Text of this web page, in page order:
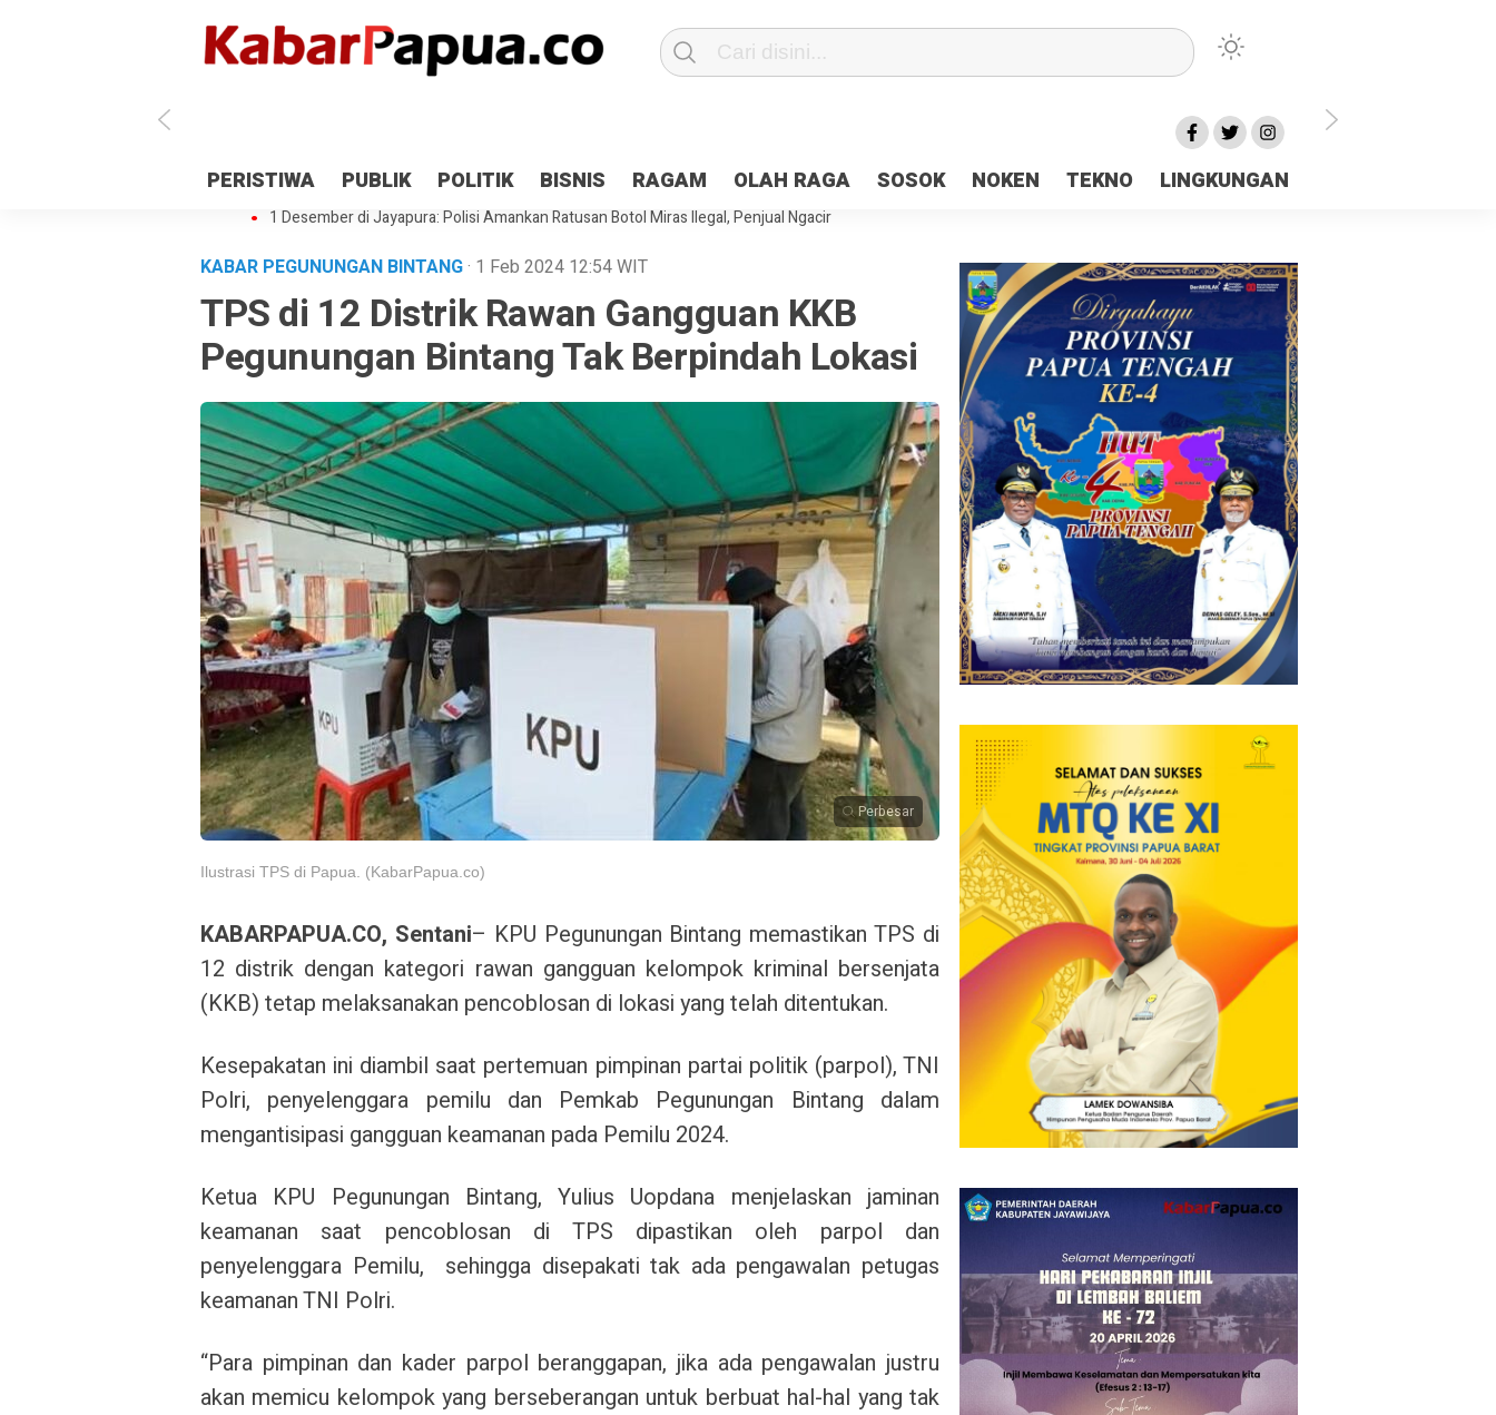
PERISTIWA PUBLIK POLITIK BISNIS RAGAM OLAH RAGA SOSOK NOKEN TEKNO LINGKUNGAN
Antisipasi 1 Desember, TNI Polri Patroli 2×24 jam di Kota Jayapura
Pesan Sejuk Polri di Deklarasi Pemilu Ceria Tanah Papua
Gedung Perpustakaan SMPN 5 Sentani Terbakar
Hibah Pilkada Jayapura Cair 10 Persen, Deposit Kas Daerah Rp23 Miliar Disorot
1 Desember di Jayapura: Polisi Amankan Ratusan Botol Miras Ilegal, Penjual Ngacir
KABAR PEGUNUNGAN BINTANG· 1 Feb 2024 12:54WIT
TPS di 12 Distrik Rawan Gangguan KKB
Pegunungan Bintang Tak Berpindah Lokasi
Perbesar
Ilustrasi TPS di Papua. (KabarPapua.co)
KABARPAPUA.CO, Sentani– KPU Pegunungan Bintang memastikan TPS di
12 distrik dengan kategori rawan gangguan kelompok kriminal bersenjata
(KKB) tetap melaksanakan pencoblosan di lokasi yang telah ditentukan.
Kesepakatan ini diambil saat pertemuan pimpinan partai politik (parpol), TNI
Polri, penyelenggara pemilu dan Pemkab Pegunungan Bintang dalam
mengantisipasi gangguan keamanan pada Pemilu 2024.
Ketua KPU Pegunungan Bintang, Yulius Uopdana menjelaskan jaminan
keamanan saat pencoblosan di TPS dipastikan oleh parpol dan
penyelenggara Pemilu, sehingga disepakati tak ada pengawalan petugas
keamanan TNI Polri.
“Para pimpinan dan kader parpol beranggapan, jika ada pengawalan justru
akan memicu kelompok yang berseberangan untuk berbuat hal-hal yang tak